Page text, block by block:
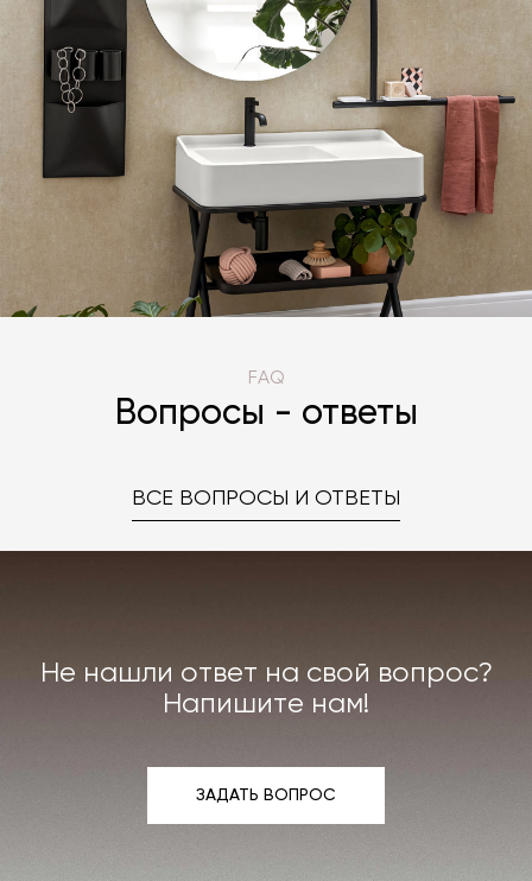
FAQ
Вопросы - ответы
ВСЕ ВОПРОСЫ И ОТВЕТЫ
Не нашли ответ на свой вопрос?
Напишите нам!
ЗАДАТЬ ВОПРОС